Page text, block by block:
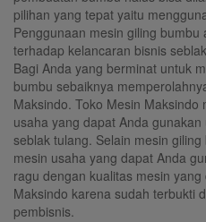
pilihan yang tepat yaitu
Penggunaan mesin giling
terhadap kelancaran bisnis
Bagi Anda yang berminat untuk
bumbu sebaiknya
Maksindo. Toko Mesin Maksindo
usaha yang dapat Anda
seblak tulang. Selain mesin
mesin usaha yang dapat Anda
ragu dengan kualitas mesin
Maksindo karena sudah terbukti
pembisnis.